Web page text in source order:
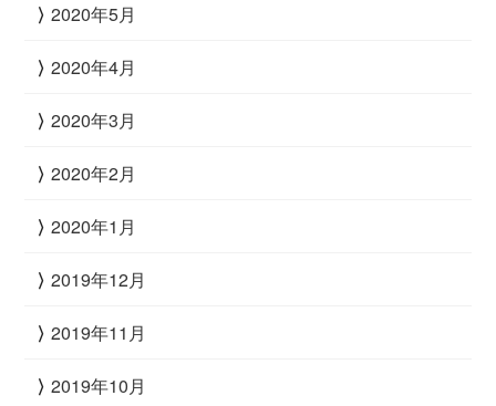
2020年5月
2020年4月
2020年3月
2020年2月
2020年1月
2019年12月
2019年11月
2019年10月